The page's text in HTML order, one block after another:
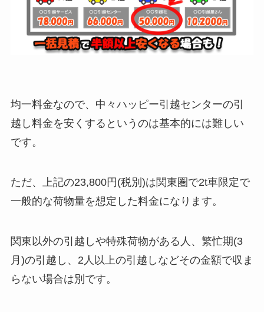
均一料金なので、中々ハッピー引越センターの引
越し料金を安くするというのは基本的には難しい
です。
ただ、上記の23,800円(税別)は関東圏で2t車限定で
一般的な荷物量を想定した料金になります。
関東以外の引越しや特殊荷物がある人、繁忙期(3
月)の引越し、2人以上の引越しなどその金額で収ま
らない場合は別です。